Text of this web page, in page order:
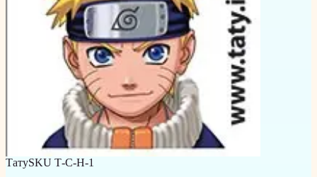
ТатуSKU Т-С-Н-1